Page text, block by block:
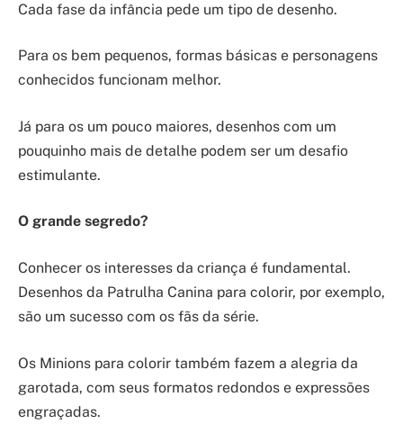
Cada fase da infância pede um tipo de desenho.
Para os bem pequenos, formas básicas e personagens
conhecidos funcionam melhor.
Já para os um pouco maiores, desenhos com um
pouquinho mais de detalhe podem ser um desafio
estimulante.
O grande segredo?
Conhecer os interesses da criança é fundamental.
Desenhos da Patrulha Canina para colorir, por exemplo,
são um sucesso com os fãs da série.
Os Minions para colorir também fazem a alegria da
garotada, com seus formatos redondos e expressões
engraçadas.